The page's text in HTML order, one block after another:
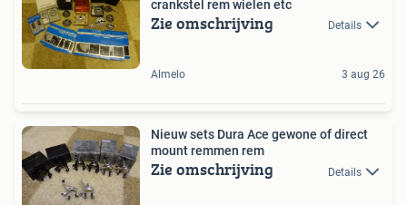
crankstel rem wielen etc
Zie omschrijving Details
Almelo 3 aug 26
Nieuw sets Dura Ace gewone of direct
mount remmen rem
Zie omschrijving Details